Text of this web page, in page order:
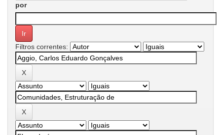
por
Filtros correntes: